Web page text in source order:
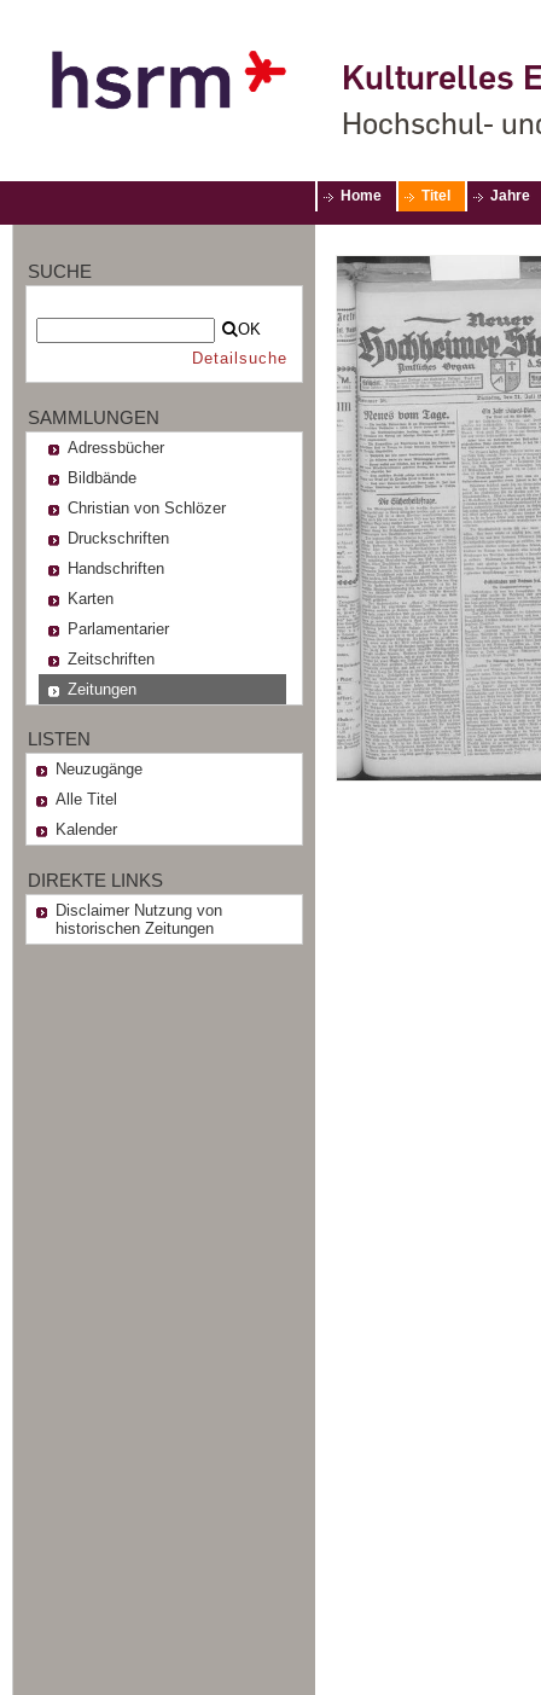
Kulturelles
Hochschul-
Home Titel Jahre
SUCHE
OK
Detailsuche
SAMMLUNGEN
Adressbücher
Bildbände
Christian von Schlözer
Druckschriften
Handschriften
Karten
Parlamentarier
Zeitschriften
Zeitungen
LISTEN
Neuzugänge
Alle Titel
Kalender
DIREKTE LINKS
Disclaimer Nutzung von
historischen Zeitungen